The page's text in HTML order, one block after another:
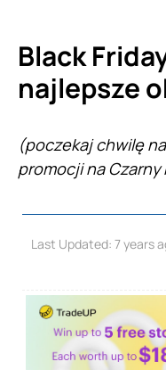
Black
najlepsze
(poczekaj chwilę
promocji na Czarny
Last Updated: 7 years